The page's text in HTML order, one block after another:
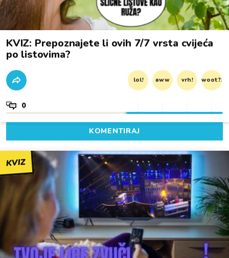
KVIZ: Prepoznajete li ovih 7/7 vrsta cvijeća
po listovima?
lol! aww vrh! woot?!
0
KOMENTIRAJ
KVIZ